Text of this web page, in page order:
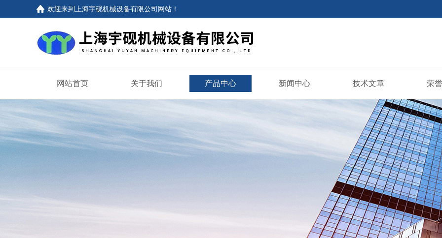
欢迎来到上海宇砚机械设备有限公司网站！
网站首页 关于我们 产品中心 新闻中心 技术文章 荣